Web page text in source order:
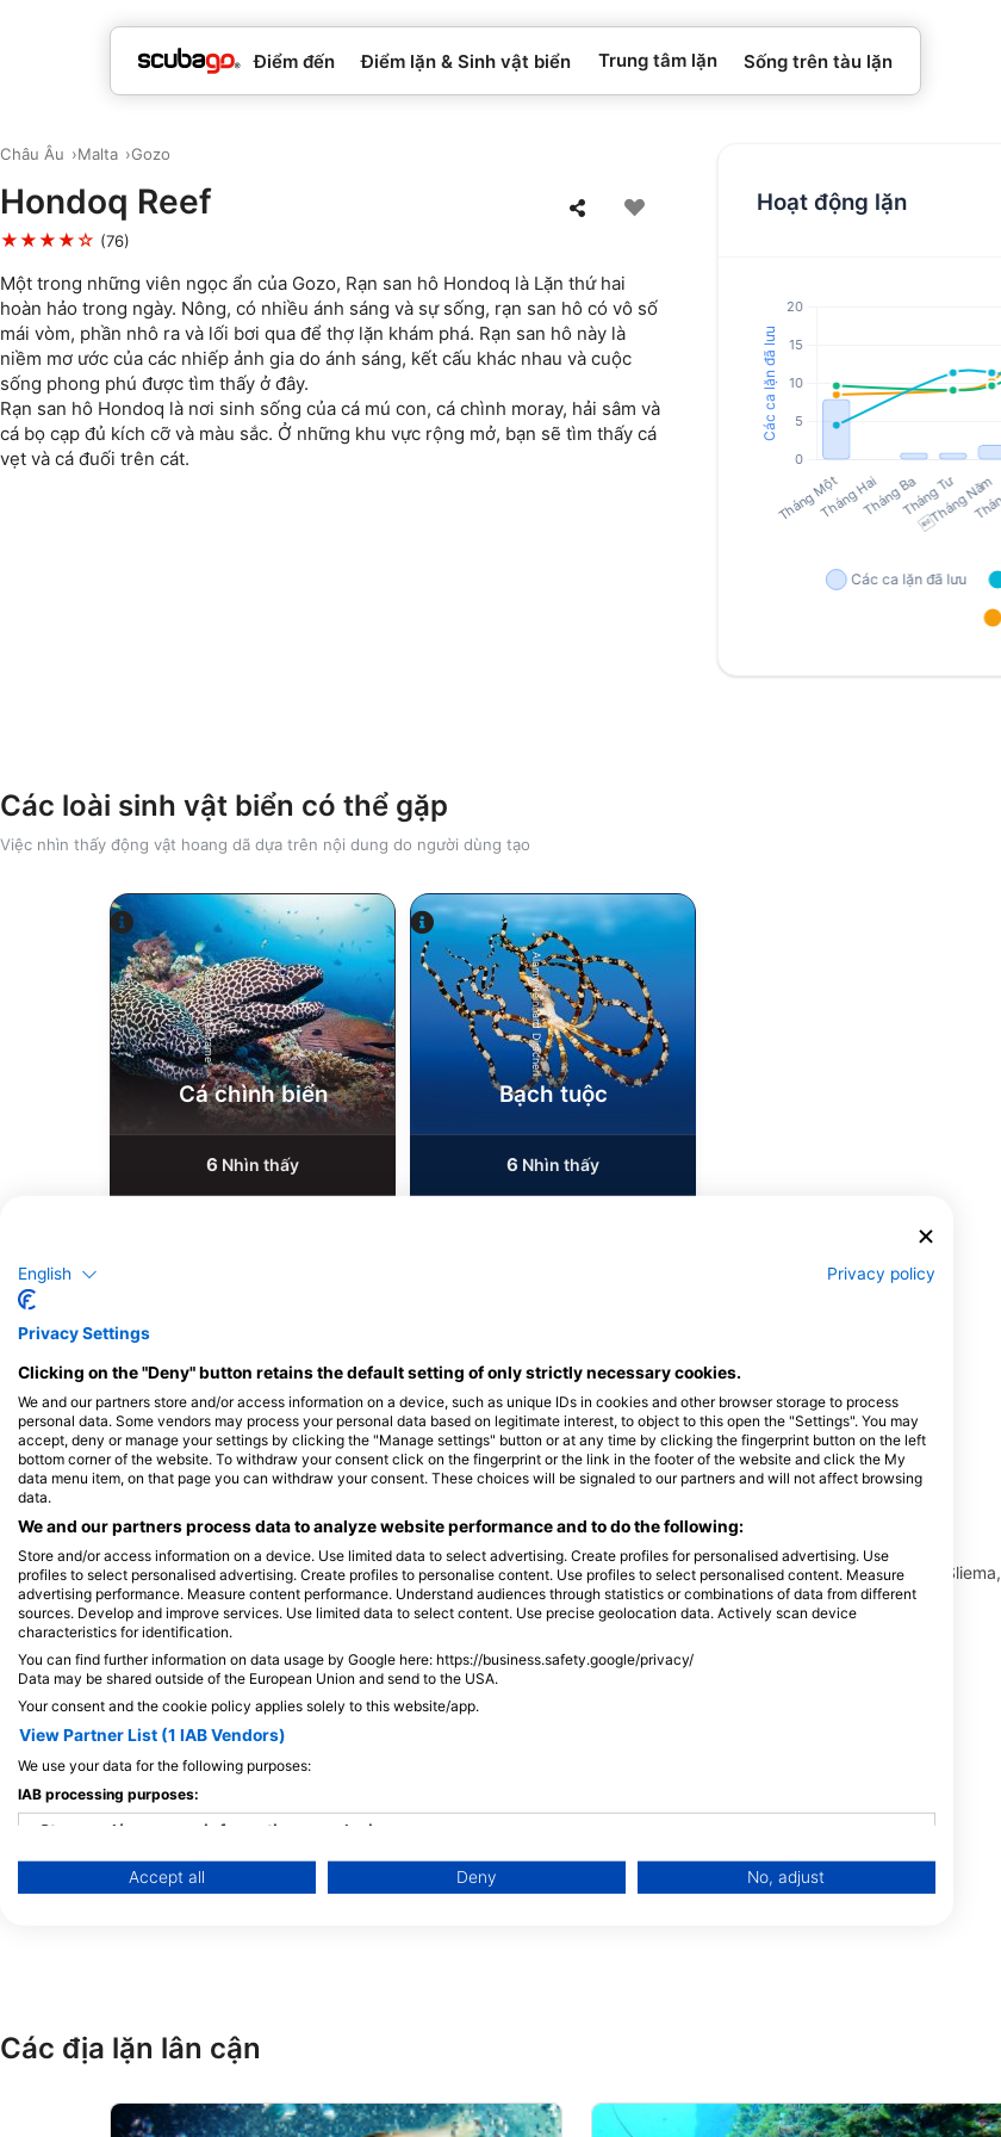
Điểm đến Điểm lặn & Sinh vật biển Trung tâm lặn Sống trên tàu lặn
Châu Âu Malta Gozo
Hondoq Reef
★★★★☆ (76)
Một trong những viên ngọc ẩn của Gozo, Rạn san hô Hondoq là Lặn thứ hai
hoàn hảo trong ngày. Nông, có nhiều ánh sáng và sự sống, rạn san hô có vô số
mái vòm, phần nhô ra và lối bơi qua để thợ lặn khám phá. Rạn san hô này là
niềm mơ ước của các nhiếp ảnh gia do ánh sáng, kết cấu khác nhau và cuộc
sống phong phú được tìm thấy ở đây.
Rạn san hô Hondoq là nơi sinh sống của cá mú con, cá chình moray, hải sâm và
cá bọ cạp đủ kích cỡ và màu sắc. Ở những khu vực rộng mở, bạn sẽ tìm thấy cá
vẹt và cá đuối trên cát.
Hoạt động lặn
Các loài sinh vật biển có thể gặp
Việc nhìn thấy động vật hoang dã dựa trên nội dung do người dùng tạo
Alamy-WaterFrame
Cá chình biển
6 Nhìn thấy
Alamy/Reinhard Dirscherl
Bạch tuộc
6 Nhìn thấy
Các trung tâm lặn phục vụ tại điểm lặn này
Bubbles Dive Centre
Bubbles in Gozo Limited, 17 Triq Il-Forn,
MFN 1303 Marsalforn, Gozo, Malta
Islands Tec Dive
Alex Flats, MFN 1516 Marsalforn, Malta
Dive Systems
Tower Point - Exiles, SLM1601 Sliema,
Malta
Diveshack
Các địa lặn lân cận
English Privacy policy
Privacy Settings
Clicking on the "Deny" button retains the default setting of only strictly necessary cookies.
We and our partners store and/or access information on a device, such as unique IDs in cookies and other browser storage to process
personal data. Some vendors may process your personal data based on legitimate interest, to object to this open the "Settings". You may
accept, deny or manage your settings by clicking the "Manage settings" button or at any time by clicking the fingerprint button on the left
bottom corner of the website. To withdraw your consent click on the fingerprint or the link in the footer of the website and click the My
data menu item, on that page you can withdraw your consent. These choices will be signaled to our partners and will not affect browsing
data.
We and our partners process data to analyze website performance and to do the following:
Store and/or access information on a device. Use limited data to select advertising. Create profiles for personalised advertising. Use
profiles to select personalised advertising. Create profiles to personalise content. Use profiles to select personalised content. Measure
advertising performance. Measure content performance. Understand audiences through statistics or combinations of data from different
sources. Develop and improve services. Use limited data to select content. Use precise geolocation data. Actively scan device
characteristics for identification.
You can find further information on data usage by Google here: https://business.safety.google/privacy/
Data may be shared outside of the European Union and send to the USA.
Your consent and the cookie policy applies solely to this website/app.
View Partner List (1 IAB Vendors)
We use your data for the following purposes:
IAB processing purposes:
Store and/or access information on a device
Use limited data to select advertising
Measure advertising performance
Accept all Deny No, adjust